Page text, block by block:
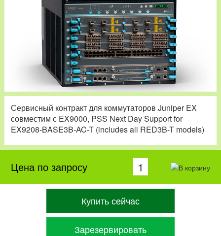
Сервисный контракт для коммутаторов Juniper EX
совместим с EX9000, PSS Next Day Support for
EX9208-BASE3B-AC-T (includes all RED3B-T models)
Цена по запросу
Купить сейчас
Зарезервировать